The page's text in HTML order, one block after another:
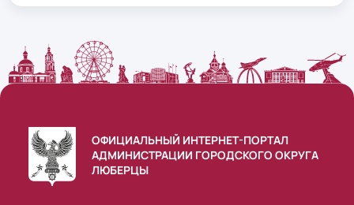
ОФИЦИАЛЬНЫЙ ИНТЕРНЕТ-ПОРТАЛ
АДМИНИСТРАЦИИ ГОРОДСКОГО ОКРУГА
ЛЮБЕРЦЫ